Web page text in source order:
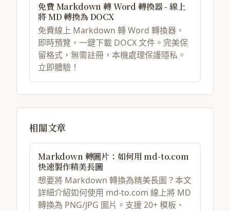
免費 Markdown 轉 Word 轉換器 - 線上
將 MD 轉換為 DOCX
免費線上 Markdown 轉 Word 轉換器，
即時預覽，一鍵下載 DOCX 文件。完美保
留格式，無需註冊，本機處理保護隱私。
立即體驗！
相關文章
Markdown 轉圖片：如何用 md-to.com
快速製作精美長圖
想要將 Markdown 轉換為精美長圖？本文
詳細介紹如何使用 md-to.com 線上將 MD
轉換為 PNG/JPG 圖片。支援 20+ 模板、